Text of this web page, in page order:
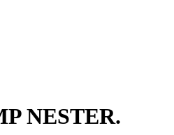
NESTER.